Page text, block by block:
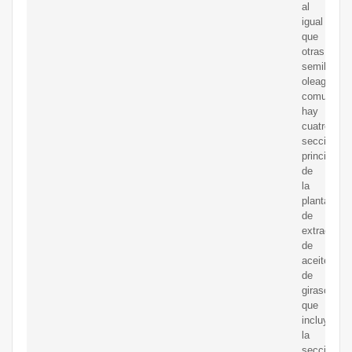
al
igual
que
otras
semillas
comunes,
hay
cuatro
secciones
principales
de
la
planta
de
extracción
de
aceite
de
girasol,
que
incluyen
la